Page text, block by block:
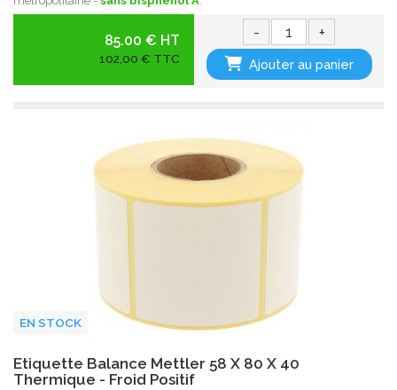
85.00 € HT
102,00 € TTC
- +
Ajouter au panier
EN STOCK
Etiquette Balance Mettler 58 X 80 X 40
Thermique - Froid Positif